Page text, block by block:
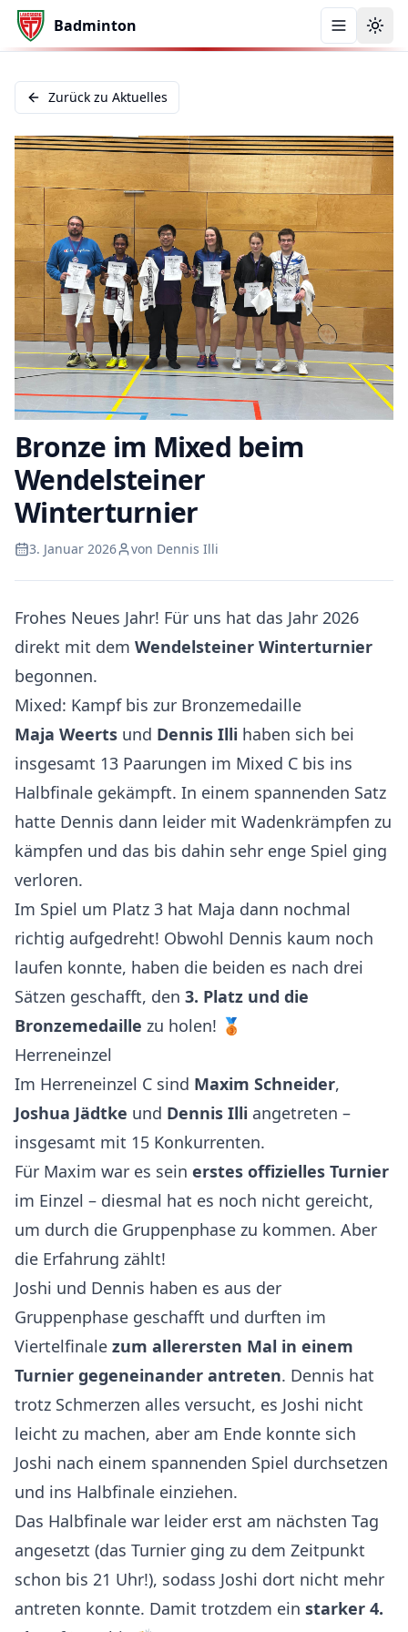
Badminton Menü
Zurück zu Aktuelles
Bronze im Mixed beim
Wendelsteiner
Winterturnier
3. Januar 2026 von Dennis Illi
Frohes Neues Jahr! Für uns hat das Jahr 2026
direkt mit dem Wendelsteiner Winterturnier
begonnen.
Mixed: Kampf bis zur Bronzemedaille
Maja Weerts und Dennis Illi haben sich bei
insgesamt 13 Paarungen im Mixed C bis ins
Halbfinale gekämpft. In einem spannenden Satz
hatte Dennis dann leider mit Wadenkrämpfen zu
kämpfen und das bis dahin sehr enge Spiel ging
verloren.
Im Spiel um Platz 3 hat Maja dann nochmal
richtig aufgedreht! Obwohl Dennis kaum noch
laufen konnte, haben die beiden es nach drei
Sätzen geschafft, den 3. Platz und die
Bronzemedaille zu holen! 🥉
Herreneinzel
Im Herreneinzel C sind Maxim Schneider,
Joshua Jädtke und Dennis Illi angetreten –
insgesamt mit 15 Konkurrenten.
Für Maxim war es sein erstes offizielles Turnier
im Einzel – diesmal hat es noch nicht gereicht,
um durch die Gruppenphase zu kommen. Aber
die Erfahrung zählt!
Joshi und Dennis haben es aus der
Gruppenphase geschafft und durften im
Viertelfinale zum allerersten Mal in einem
Turnier gegeneinander antreten. Dennis hat
trotz Schmerzen alles versucht, es Joshi nicht
leicht zu machen, aber am Ende konnte sich
Joshi nach einem spannenden Spiel durchsetzen
und ins Halbfinale einziehen.
Das Halbfinale war leider erst am nächsten Tag
angesetzt (das Turnier ging zu dem Zeitpunkt
schon bis 21 Uhr!), sodass Joshi dort nicht mehr
antreten konnte. Damit trotzdem ein starker 4.